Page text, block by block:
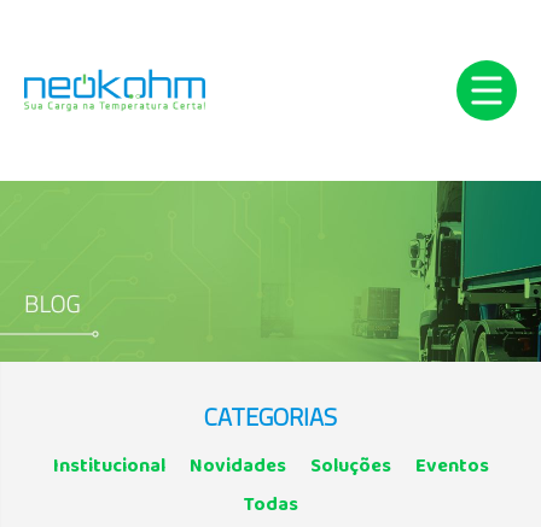
INTEGRAÇÕES
CASES
CONTATO
CATEGORIAS
Institucional Novidades Soluções
Eventos
Todas